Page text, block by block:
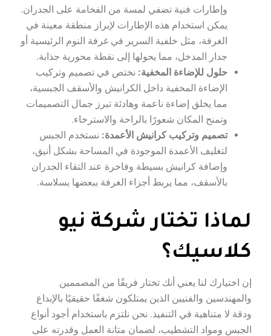
وإطارات فنية تضفي لمسة من الفخامة على الجدران.
يمكن استخدام هذه الإطارات لإبراز منطقة معينة في
الغرفة، مثل خلفية السرير في غرفة النوم الرئيسية أو
جدار المدخل، مما يحولها إلى نقطة محورية جذابة.
حلول للإضاءة المخفية: نختص في تصميم وتركيب
الإضاءة المخفية داخل الكرانيش والأسقف الجبسية،
مما يخلق إضاءة ناعمة وهادئة تبرز جمال التصميمات
وتمنح المكان شعورًا بالراحة والاسترخاء.
تصميم وتركيب كرانيش الأعمدة: نستخدم الجبس
لتغليف الأعمدة الموجودة في المساحة بشكل أنيق،
وإضافة كرانيش بسيطة وفاخرة عند التقاء الجدران
بالأسقف، مما يربط أجزاء الغرفة ببعضها بسلاسة.
لماذا تختار شركة نيو
كلاسيك؟
إن اختيارك لنا يعني أنك تختار فريقًا من المصممين
والمهندسين والفنيين الذين يمتلكون شغفًا حقيقيًا بالإبداع
ودقة لا متناهية في التنفيذ. نحن نلتزم باستخدام أجود أنواع
الجبس ومواد التشطيب، لضمان متانة العمل وقدرته على